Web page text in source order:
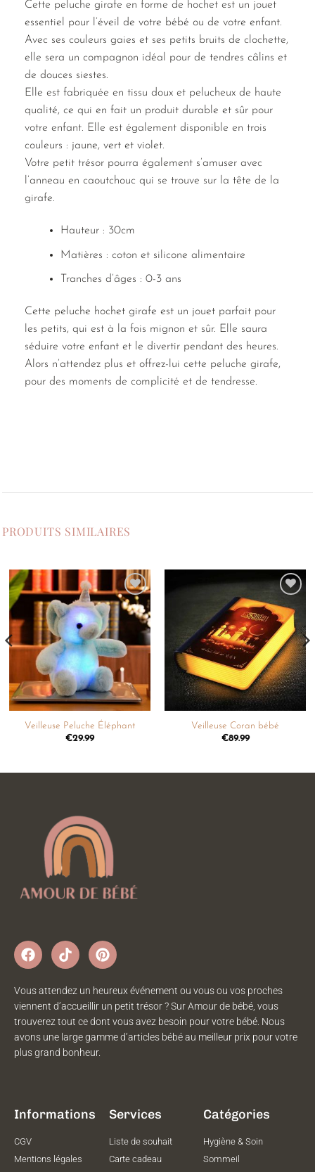
Cette peluche girafe en forme de hochet est un jouet
essentiel pour l’éveil de votre bébé ou de votre enfant.
Avec ses couleurs gaies et ses petits bruits de clochette,
elle sera un compagnon idéal pour de tendres câlins et
de douces siestes.
Elle est fabriquée en tissu doux et pelucheux de haute
qualité, ce qui en fait un produit durable et sûr pour
votre enfant. Elle est également disponible en trois
couleurs : jaune, vert et violet.
Votre petit trésor pourra également s’amuser avec
l’anneau en caoutchouc qui se trouve sur la tête de la
girafe.
Hauteur : 30cm
Matières : coton et silicone alimentaire
Tranches d’âges : 0-3 ans
Cette peluche hochet girafe est un jouet parfait pour
les petits, qui est à la fois mignon et sûr. Elle saura
séduire votre enfant et le divertir pendant des heures.
Alors n’attendez plus et offrez-lui cette peluche girafe,
pour des moments de complicité et de tendresse.
PRODUITS SIMILAIRES
Ajouter
à la
liste de
souhaits
Veilleuse Peluche Éléphant
€29.99
Ajouter
à la
liste de
souhaits
Veilleuse Coran bébé
€89.99
Vous attendez un heureux événement ou vous ou vos proches
viennent d’accueillir un petit trésor ? Sur Amour de bébé, vous
trouverez tout ce dont vous avez besoin pour votre bébé. Nous
avons une large gamme d’articles bébé au meilleur prix pour votre
plus grand bonheur.
Informations
CGV
Mentions légales
Services
Liste de souhait
Carte cadeau
Catégories
Hygiène & Soin
Sommeil